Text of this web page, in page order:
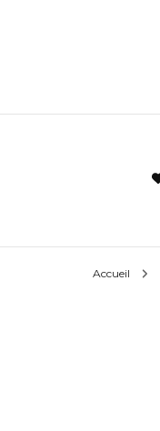
Accueil